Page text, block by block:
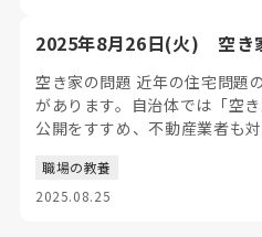
2025年8月26日(火) 空き
空き家の問題 近年の住宅問題
があります。自治体では「空
公開をすすめ、不動産業者も
職場の教養
2025.08.25